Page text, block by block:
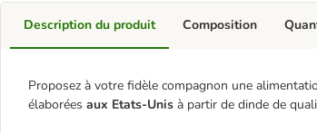
Description du produit
Proposez à votre fidèle compagnon une
élaborées aux Etats-Unis à partir de dinde de
Composition